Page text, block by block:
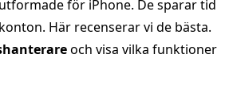
för iPhone. De sparar tid
Här recenserar vi de bästa.
och visa vilka funktioner